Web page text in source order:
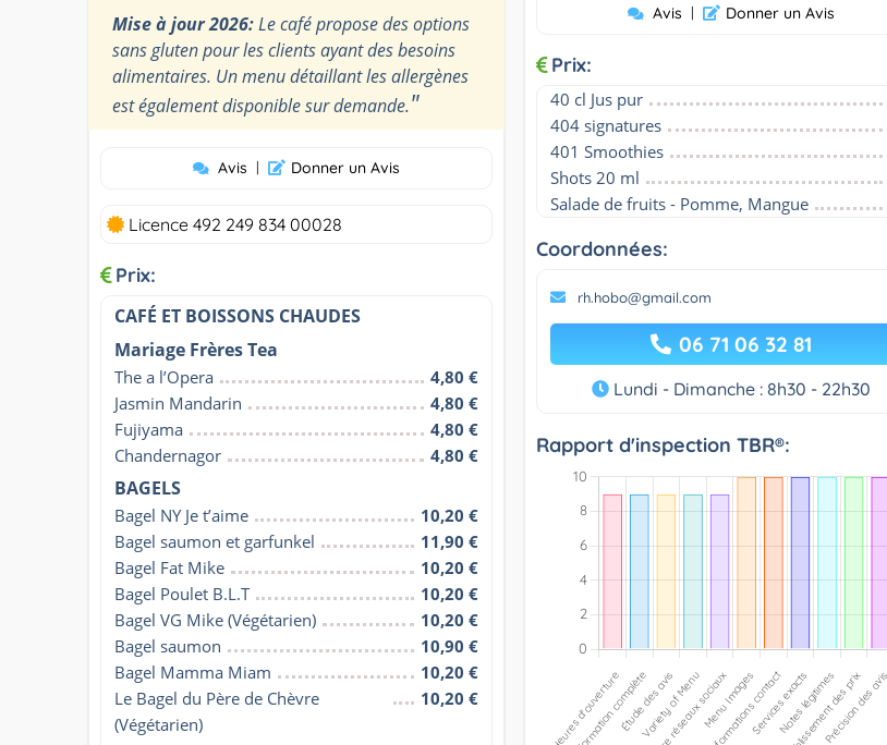
Mise à jour 2026:Le café propose des options
sans gluten pour les clients ayant des besoins
alimentaires. Un menu détaillant les allergènes
est également disponible sur demande."
Avis | Donner un Avis
Licence 492 249 834 00028
Prix:
CAFÉ ET BOISSONS CHAUDES
Mariage Frères Tea
The a l’Opera
4,80 €
Jasmin Mandarin
4,80 €
Fujiyama
4,80 €
Chandernagor
4,80 €
BAGELS
Bagel NY Je t’aime
10,20 €
Bagel saumon et garfunkel
11,90 €
Bagel Fat Mike
10,20 €
Bagel Poulet B.L.T
10,20 €
Bagel VG Mike (Végétarien)
10,20 €
Bagel saumon
10,90 €
Bagel Mamma Miam
10,20 €
Le Bagel du Père de Chèvre
(Végétarien)
10,20 €
Avis | Donner un Avis
Prix:
40 cl Jus pur
404 signatures
401 Smoothies
Shots 20 ml
Salade de fruits - Pomme, Mangue
Coordonnées:
rh.hobo@gmail.com
06 71 06 32 81
Lundi - Dimanche : 8h30 - 22h30
Rapport d'inspection TBR®: